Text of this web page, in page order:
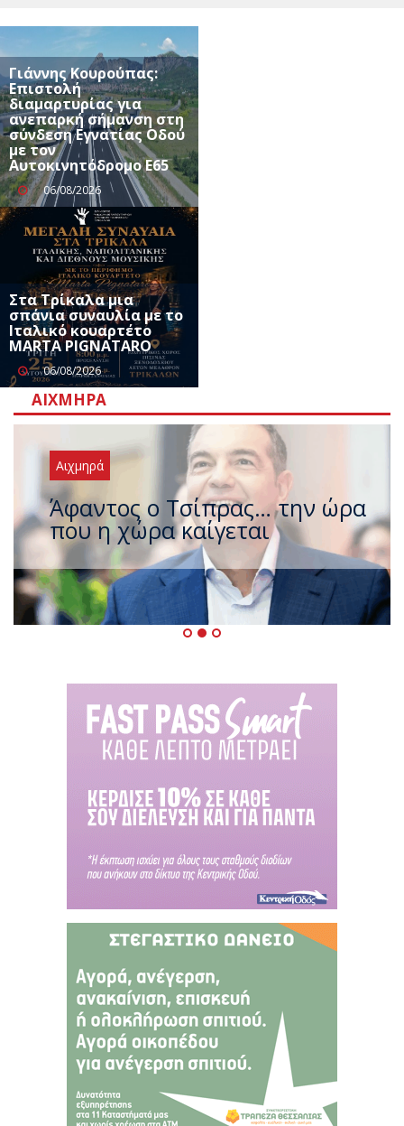
Γιάννης Κουρούπας:
Επιστολή
διαμαρτυρίας για
ανεπαρκή σήμανση στη
σύνδεση Εγνατίας Οδού
με τον
Αυτοκινητόδρομο Ε65
06/08/2026
Στα Τρίκαλα μια
σπάνια συναυλία με το
Ιταλικό κουαρτέτο
MARTA PIGNATARO
06/08/2026
ΑΙΧΜΗΡΆ
Αιχμηρά
Άφαντος ο Τσίπρας… την ώρα
που η χώρα καίγεται